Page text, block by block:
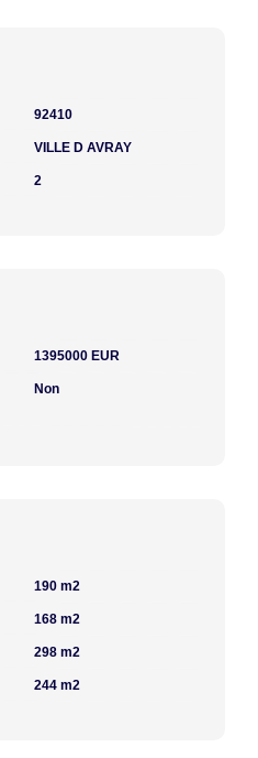
92410
VILLE D AVRAY
2
1395000 EUR
Non
190 m2
168 m2
298 m2
244 m2